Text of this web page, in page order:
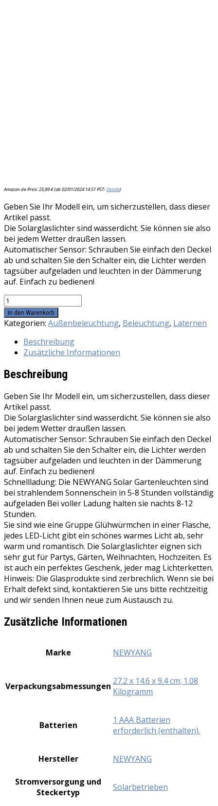
Amazon.de Preis:25,99€(ab 02/01/2024 14:51 PST-Details)
Geben Sie Ihr Modell ein, um sicherzustellen, dass dieser
Artikel passt.
Die Solarglaslichter sind wasserdicht. Sie können sie also
bei jedem Wetter draußen lassen.
Automatischer Sensor: Schrauben Sie einfach den Deckel
ab und schalten Sie den Schalter ein, die Lichter werden
tagsüber aufgeladen und leuchten in der Dämmerung
auf. Einfach zu bedienen!
3
Stück
Solarlampen
Garten
-30
Wetterfest
Einmachglas
Aussen
Lampions,
Lichterkette
im
Glas,Gartendeko
Solarleuchten
für
Weihnachten,Außen
Laterne,Hochzeit,
Party,Wand
(Warm
Weiß)
Menge
In den Warenkorb
Kategorien: Außenbeleuchtung, Beleuchtung, Laternen
Beschreibung
Zusätzliche Informationen
Beschreibung
Geben Sie Ihr Modell ein, um sicherzustellen, dass dieser
Artikel passt.
Die Solarglaslichter sind wasserdicht. Sie können sie also
bei jedem Wetter draußen lassen.
Automatischer Sensor: Schrauben Sie einfach den Deckel
ab und schalten Sie den Schalter ein, die Lichter werden
tagsüber aufgeladen und leuchten in der Dämmerung
auf. Einfach zu bedienen!
Schnellladung: Die NEWYANG Solar Gartenleuchten sind
bei strahlendem Sonnenschein in 5-8 Stunden vollständig
aufgeladen Bei voller Ladung halten sie nachts 8-12
Stunden.
Sie sind wie eine Gruppe Glühwürmchen in einer Flasche,
jedes LED-Licht gibt ein schönes warmes Licht ab, sehr
warm und romantisch. Die Solarglaslichter eignen sich
sehr gut für Partys, Gärten, Weihnachten, Hochzeiten. Es
ist auch ein perfektes Geschenk, jeder mag Lichterketten.
Hinweis: Die Glasprodukte sind zerbrechlich. Wenn sie bei
Erhalt defekt sind, kontaktieren Sie uns bitte rechtzeitig
und wir senden Ihnen neue zum Austausch zu.
Zusätzliche Informationen
Marke ‎NEWYANG
Verpackungsabmessungen ‎27.2 x 14.6 x 9.4 cm; 1.08
Kilogramm
Batterien
‎1 AAA Batterien
erforderlich (enthalten).
Hersteller ‎NEWYANG
Stromversorgung und
Steckertyp
‎Solarbetrieben